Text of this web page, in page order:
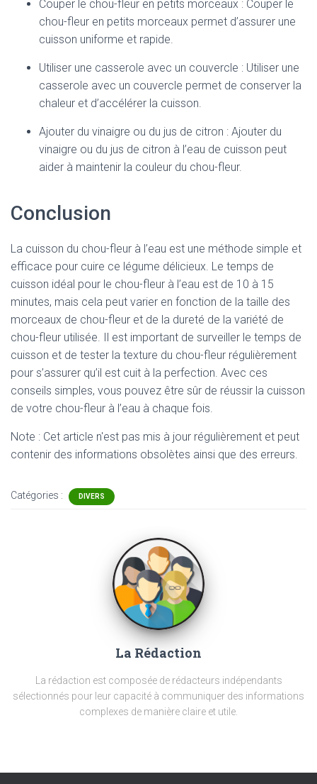
Couper le chou-fleur en petits morceaux : Couper le
chou-fleur en petits morceaux permet d’assurer une
cuisson uniforme et rapide.
Utiliser une casserole avec un couvercle : Utiliser une
casserole avec un couvercle permet de conserver la
chaleur et d’accélérer la cuisson.
Ajouter du vinaigre ou du jus de citron : Ajouter du
vinaigre ou du jus de citron à l’eau de cuisson peut
aider à maintenir la couleur du chou-fleur.
Conclusion
La cuisson du chou-fleur à l’eau est une méthode simple et
efficace pour cuire ce légume délicieux. Le temps de
cuisson idéal pour le chou-fleur à l’eau est de 10 à 15
minutes, mais cela peut varier en fonction de la taille des
morceaux de chou-fleur et de la dureté de la variété de
chou-fleur utilisée. Il est important de surveiller le temps de
cuisson et de tester la texture du chou-fleur régulièrement
pour s’assurer qu’il est cuit à la perfection. Avec ces
conseils simples, vous pouvez être sûr de réussir la cuisson
de votre chou-fleur à l’eau à chaque fois.
Note : Cet article n'est pas mis à jour régulièrement et peut
contenir des informations obsolètes ainsi que des erreurs.
Catégories : DIVERS
La Rédaction
La rédaction est composée de rédacteurs indépendants
sélectionnés pour leur capacité à communiquer des informations
complexes de manière claire et utile.